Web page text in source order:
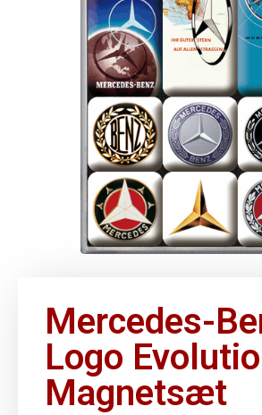
Mercedes-
Logo
Magnetsæt